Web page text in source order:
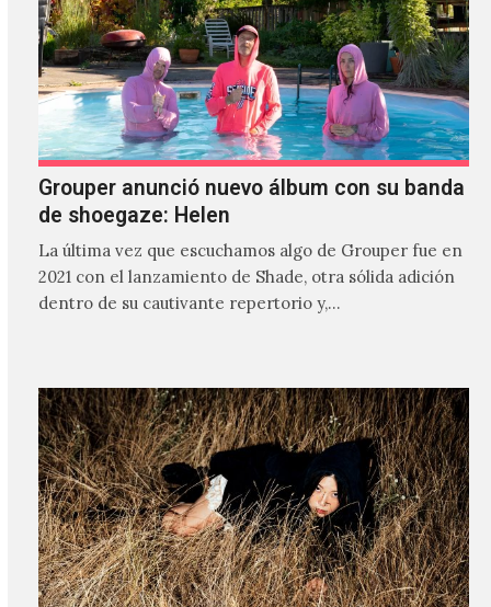
Grouper anunció nuevo álbum con su banda
de shoegaze: Helen
La última vez que escuchamos algo de Grouper fue en
2021 con el lanzamiento de Shade, otra sólida adición
dentro de su cautivante repertorio y,…